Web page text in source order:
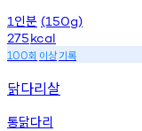
1 인분 (150g)
275kcal
100회 이상기록
닭다리살
통닭다리